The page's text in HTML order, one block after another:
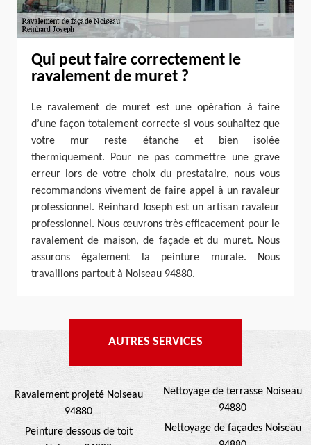
Qui peut faire correctement le
ravalement de muret ?
Le ravalement de muret est une opération à faire
d’une façon totalement correcte si vous souhaitez que
votre mur reste étanche et bien isolée
thermiquement. Pour ne pas commettre une grave
erreur lors de votre choix du prestataire, nous vous
recommandons vivement de faire appel à un ravaleur
professionnel. Reinhard Joseph est un artisan ravaleur
professionnel. Nous œuvrons très efficacement pour le
ravalement de maison, de façade et du muret. Nous
assurons également la peinture murale. Nous
travaillons partout à Noiseau 94880.
AUTRES SERVICES
Ravalement projeté Noiseau
94880
Peinture dessous de toit
Nettoyage de terrasse Noiseau
94880
Nettoyage de façades Noiseau